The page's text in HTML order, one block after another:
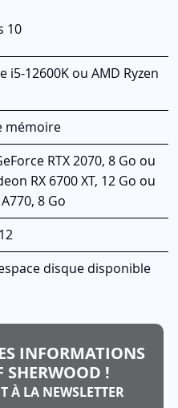
10
i5-12600K ou AMD Ryzen
mémoire
RTX 2070, 8 Go ou
RX 6700 XT, 12 Go ou
8 Go
disque disponible
INFORMATIONS
SHERWOOD !
À LA NEWSLETTER